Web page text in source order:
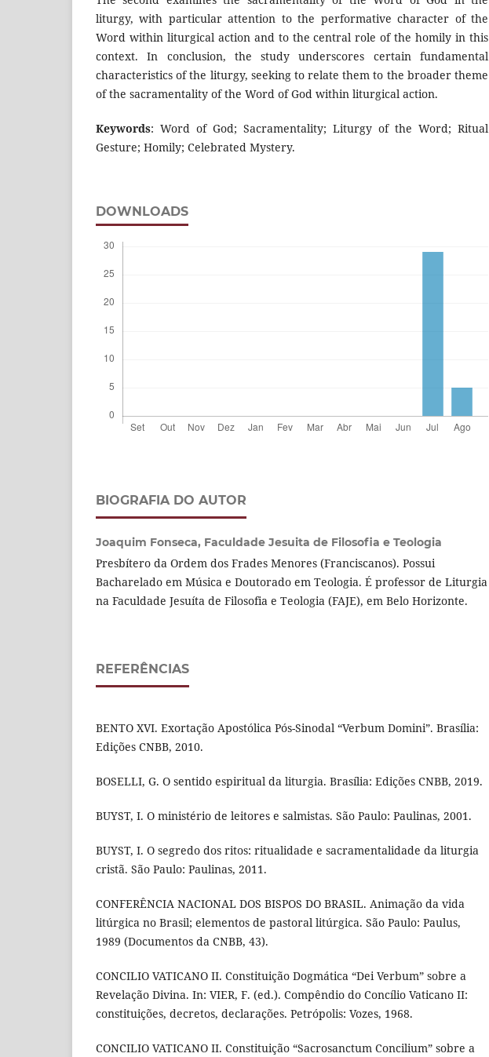
liturgy, with particular attention to the performative character of the
Word within liturgical action and to the central role of the homily in this
context. In conclusion, the study underscores certain fundamental
characteristics of the liturgy, seeking to relate them to the broader theme
of the sacramentality of the Word of God within liturgical action.
Keywords: Word of God; Sacramentality; Liturgy of the Word; Ritual
Gesture; Homily; Celebrated Mystery.
DOWNLOADS
BIOGRAFIA DO AUTOR
Joaquim Fonseca, Faculdade Jesuita de Filosofia e Teologia
Presbítero da Ordem dos Frades Menores (Franciscanos). Possui
Bacharelado em Música e Doutorado em Teologia. É professor de Liturgia
na Faculdade Jesuíta de Filosofia e Teologia (FAJE), em Belo Horizonte.
REFERÊNCIAS
BENTO XVI. Exortação Apostólica Pós-Sinodal “Verbum Domini”. Brasília:
Edições CNBB, 2010.
BOSELLI, G. O sentido espiritual da liturgia. Brasília: Edições CNBB, 2019.
BUYST, I. O ministério de leitores e salmistas. São Paulo: Paulinas, 2001.
BUYST, I. O segredo dos ritos: ritualidade e sacramentalidade da liturgia
cristã. São Paulo: Paulinas, 2011.
CONFERÊNCIA NACIONAL DOS BISPOS DO BRASIL. Animação da vida
litúrgica no Brasil; elementos de pastoral litúrgica. São Paulo: Paulus,
1989 (Documentos da CNBB, 43).
CONCILIO VATICANO II. Constituição Dogmática “Dei Verbum” sobre a
Revelação Divina. In: VIER, F. (ed.). Compêndio do Concílio Vaticano II:
constituições, decretos, declarações. Petrópolis: Vozes, 1968.
CONCILIO VATICANO II. Constituição “Sacrosanctum Concilium” sobre a